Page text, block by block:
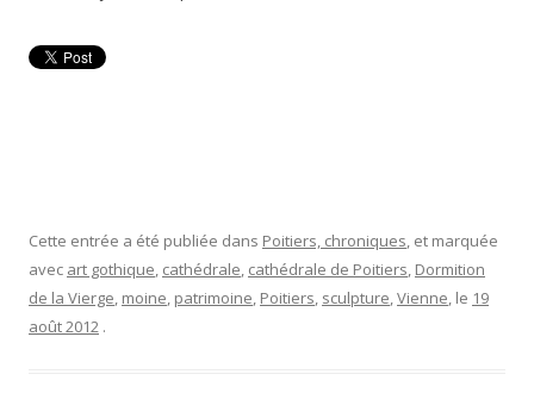
Cette entrée a été publiée dans Poitiers, chroniques, et marquée
avec art gothique, cathédrale, cathédrale de Poitiers, Dormition
de la Vierge, moine, patrimoine, Poitiers, sculpture,Vienne, le 19
août 2012 .